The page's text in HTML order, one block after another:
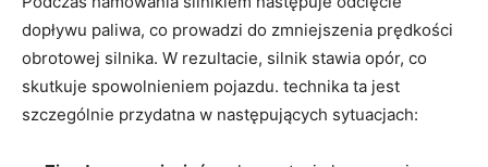
dopływu paliwa, co prowadzi do zmniejszenia prędkości
obrotowej silnika. W rezultacie, silnik stawia opór, co
skutkuje spowolnieniem pojazdu. technika ta jest
szczególnie przydatna w następujących sytuacjach: